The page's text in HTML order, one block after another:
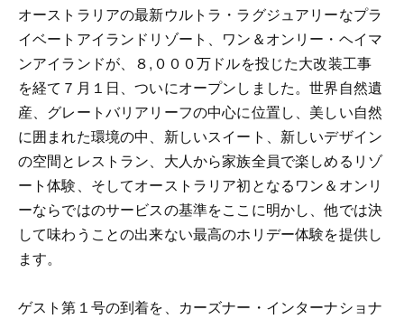
オーストラリアの最新ウルトラ・ラグジュアリーなプラ
イベートアイランドリゾート、ワン＆オンリー・ヘイマ
ンアイランドが、８,０００万ドルを投じた大改装工事
を経て７月１日、ついにオープンしました。世界自然遺
産、グレートバリアリーフの中心に位置し、美しい自然
に囲まれた環境の中、新しいスイート、新しいデザイン
の空間とレストラン、大人から家族全員で楽しめるリゾ
ート体験、そしてオーストラリア初となるワン＆オンリ
ーならではのサービスの基準をここに明かし、他では決
して味わうことの出来ない最高のホリデー体験を提供し
ます。
ゲスト第１号の到着を、カーズナー・インターナショナ